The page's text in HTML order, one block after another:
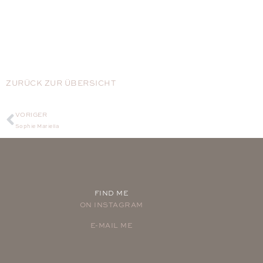
ZURÜCK ZUR ÜBERSICHT
VORIGER
Sophie Mariella
FIND ME
ON INSTAGRAM
E-MAIL ME